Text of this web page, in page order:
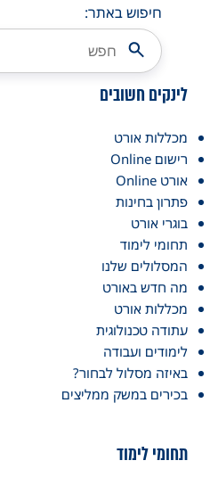
חיפוש באתר:
לינקים חשובים
מכללות אורט
רישום Online
אורט Online
פתרון בחינות
בוגרי אורט
תחומי לימוד
המסלולים שלנו
מה חדש באורט
מכללות אורט
עתודה טכנולוגית
לימודים ועבודה
באיזה מסלול לבחור?
בכירים במשק ממליצים
תחומי לימוד